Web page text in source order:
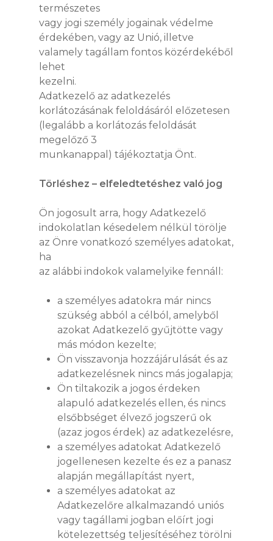
természetes
vagy jogi személy jogainak védelme
érdekében, vagy az Unió, illetve
valamely tagállam fontos közérdekéből
lehet
kezelni.
Adatkezelő az adatkezelés
korlátozásának feloldásáról előzetesen
(legalább a korlátozás feloldását
megelőző 3
munkanappal) tájékoztatja Önt.
Törléshez – elfeledtetéshez való jog
Ön jogosult arra, hogy Adatkezelő
indokolatlan késedelem nélkül törölje
az Önre vonatkozó személyes adatokat,
ha
az alábbi indokok valamelyike fennáll:
a személyes adatokra már nincs
szükség abból a célból, amelyből
azokat Adatkezelő gyűjtötte vagy
más módon kezelte;
Ön visszavonja hozzájárulását és az
adatkezelésnek nincs más jogalapja;
Ön tiltakozik a jogos érdeken
alapuló adatkezelés ellen, és nincs
elsőbbséget élvező jogszerű ok
(azaz jogos érdek) az adatkezelésre,
a személyes adatokat Adatkezelő
jogellenesen kezelte és ez a panasz
alapján megállapítást nyert,
a személyes adatokat az
Adatkezelőre alkalmazandó uniós
vagy tagállami jogban előírt jogi
kötelezettség teljesítéséhez törölni